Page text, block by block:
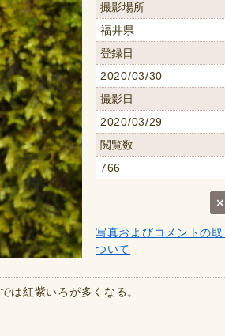
撮影場所
福井県
登録日
2020/03/30
撮影日
2020/03/29
閲覧数
766
写真およびコメントの取
ついて
は紅紫いろが多くなる。